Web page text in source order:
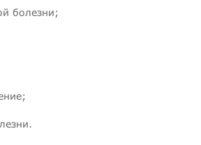
болезни;